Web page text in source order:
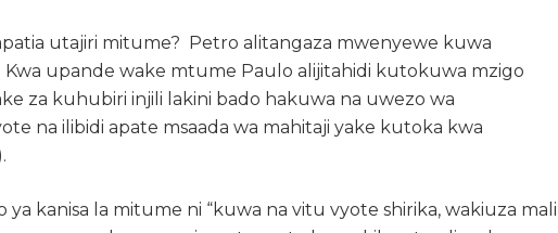
utajiri mitume? Petro alitangaza mwenyewe kuwa
Kwa upande wake mtume Paulo alijitahidi kutokuwa mzigo
za kuhubiri injili lakini bado hakuwa na uwezo wa
na ilibidi apate msaada wa mahitaji yake kutoka kwa
ya kanisa la mitume ni “kuwa na vitu vyote shirika, wakiuza mali